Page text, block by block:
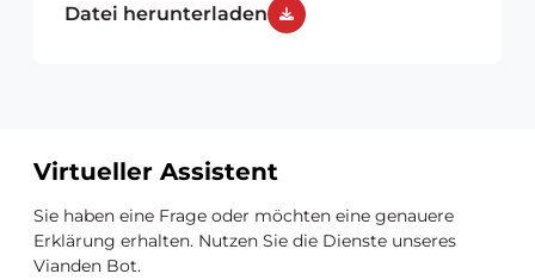
Datei herunterladen
Zusätzliche
Ressourcen
Virtueller Assistent
Sie haben eine Frage oder möchten eine genauere
Erklärung erhalten. Nutzen Sie die Dienste unseres
Vianden Bot.